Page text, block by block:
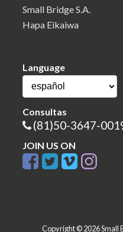
Small Bridge S.A.
Hapa Eikaiwa
Language
Consultas
(81)50-3647-
JOIN US ON
Copyright © 2026 Small